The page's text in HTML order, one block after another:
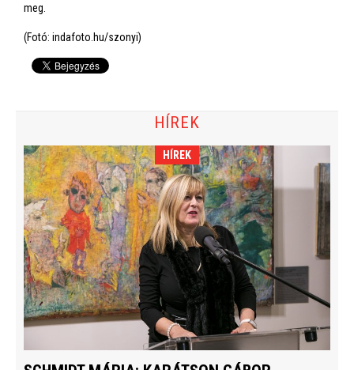
meg.
(Fotó: indafoto.hu/szonyi)
HÍREK
HÍREK